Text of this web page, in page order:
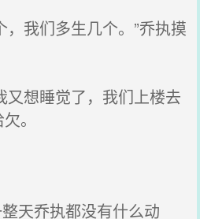
我们多生几个。”乔执摸
想睡觉了，我们上楼去
。
天乔执都没有什么动